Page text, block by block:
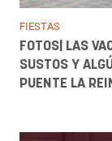
FIESTAS
FOTOS| LAS
SUSTOS Y
PUENTE LA